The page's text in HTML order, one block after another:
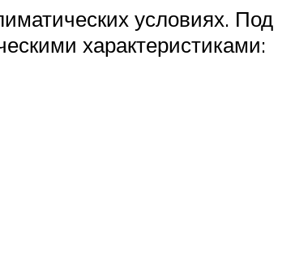
условиях. Под
характеристиками: